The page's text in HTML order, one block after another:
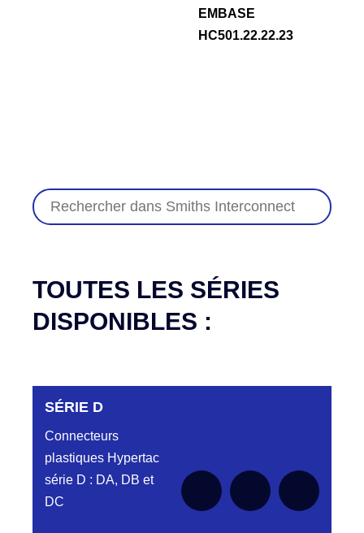
EMBASE
HC501.22.22.23
TOUTES LES SÉRIES
DISPONIBLES :
SÉRIE D
Connecteurs
plastiques Hypertac
série D : DA, DB et
DC